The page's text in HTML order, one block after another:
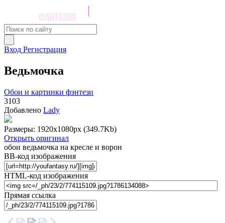
Вход Регистрация
Ведьмочка
Обои и картинки фэнтези
3103
Добавлено Lady
Размеры: 1920x1080px (349.7Kb)
Открыть оригинал
обои ведьмочка на кресле и ворон
BB-код изображения
HTML-код изображения
Прямая ссылка